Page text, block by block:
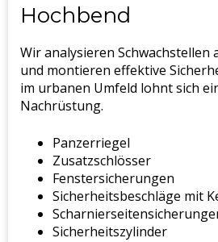
Hochbend
Wir analysieren Schwachstellen
und montieren effektive
im urbanen Umfeld lohnt sich
Nachrüstung.
Panzerriegel
Zusatzschlösser
Fenstersicherungen
Sicherheitsbeschläge mit
Sicherheitszylinder